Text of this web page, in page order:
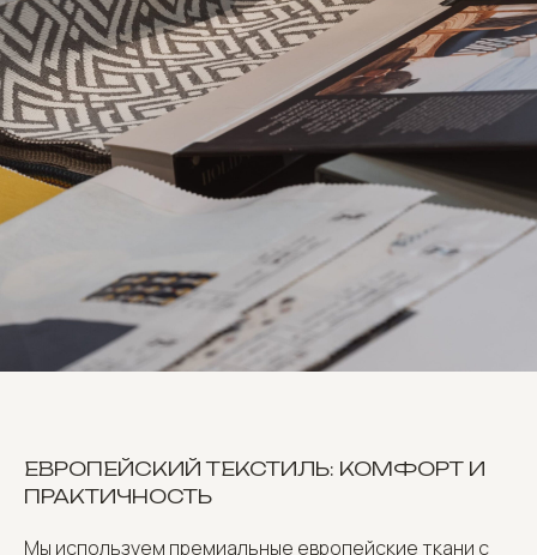
ЕВРОПЕЙСКИЙ ТЕКСТИЛЬ: КОМФОРТ И
ПРАКТИЧНОСТЬ
Мы используем премиальные европейские ткани с